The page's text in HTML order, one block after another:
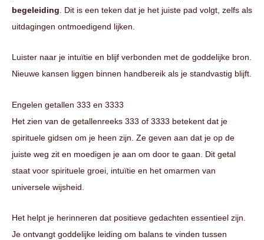
begeleiding . Dit is een teken dat je het juiste pad volgt, zelfs als
uitdagingen ontmoedigend lijken.
Luister naar je intuïtie en blijf verbonden met de goddelijke bron.
Nieuwe kansen liggen binnen handbereik als je standvastig blijft.
Engelen getallen 333 en 3333
Het zien van de getallenreeks 333 of 3333 betekent dat je
spirituele gidsen om je heen zijn. Ze geven aan dat je op de
juiste weg zit en moedigen je aan om door te gaan. Dit getal
staat voor spirituele groei, intuïtie en het omarmen van
universele wijsheid.
Het helpt je herinneren dat positieve gedachten essentieel zijn.
Je ontvangt goddelijke leiding om balans te vinden tussen